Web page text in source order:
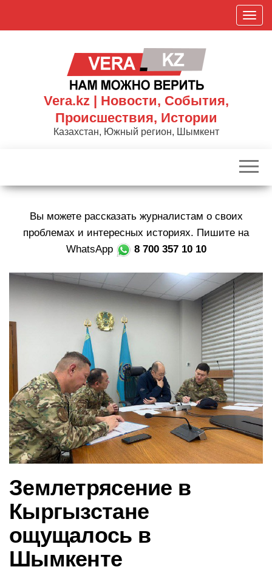
П
о
к
р
в
и
г
а
ц
и
ю
Vera.kz | Новости, События,
Происшествия, Истории
Казахстан, Южный регион, Шымкент
Вы можете рассказать журналистам о своих
проблемах и интересных историях. Пишите на
WhatsApp
8 700 357 10 10
Землетрясение в
Кыргызстане
ощущалось в
Шымкенте